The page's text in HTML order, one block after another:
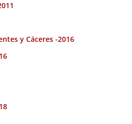
y Cáceres -2016